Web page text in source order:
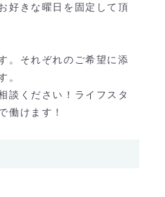
好きな曜日を固定して頂
。それぞれのご希望に添
。
談ください！ライフスタ
働けます！